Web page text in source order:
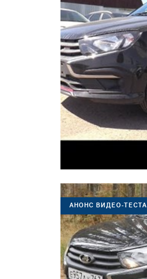
АНОНС ВИДЕО-ТЕСТА